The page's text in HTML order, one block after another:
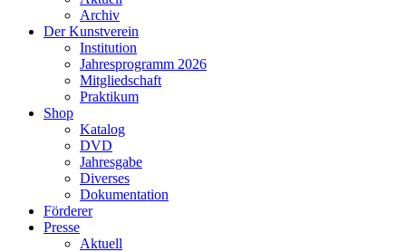
Archiv
Der Kunstverein
Institution
Jahresprogramm 2026
Mitgliedschaft
Praktikum
Shop
Katalog
DVD
Jahresgabe
Diverses
Dokumentation
Förderer
Presse
Aktuell